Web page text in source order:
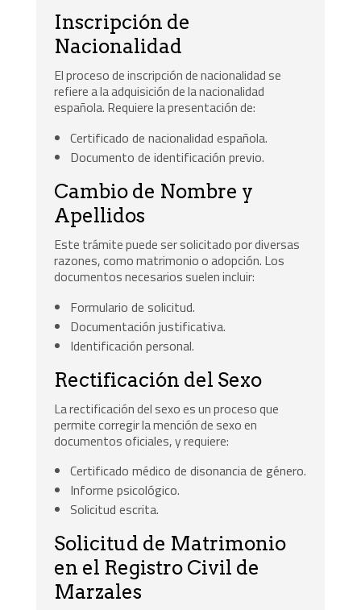
Inscripción de
Nacionalidad
El proceso de inscripción de nacionalidad se
refiere a la adquisición de la nacionalidad
española. Requiere la presentación de:
Certificado de nacionalidad española.
Documento de identificación previo.
Cambio de Nombre y
Apellidos
Este trámite puede ser solicitado por diversas
razones, como matrimonio o adopción. Los
documentos necesarios suelen incluir:
Formulario de solicitud.
Documentación justificativa.
Identificación personal.
Rectificación del Sexo
La rectificación del sexo es un proceso que
permite corregir la mención de sexo en
documentos oficiales, y requiere:
Certificado médico de disonancia de género.
Informe psicológico.
Solicitud escrita.
Solicitud de Matrimonio
en el Registro Civil de
Marzales